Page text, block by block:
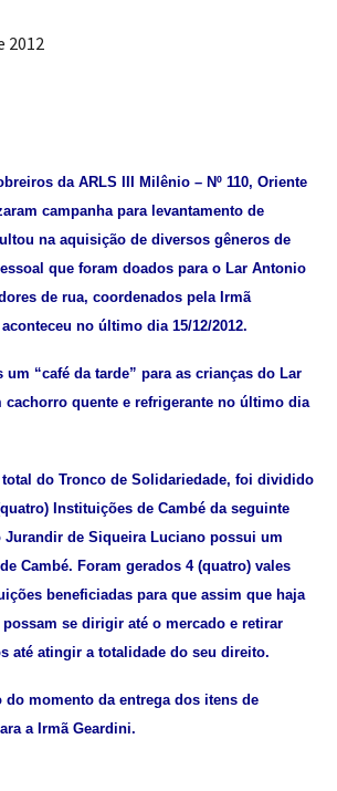
2012
da ARLS III Milênio – Nº 110, Oriente
campanha para levantamento de
na aquisição de diversos gêneros de
que foram doados para o Lar Antonio
de rua, coordenados pela Irmã
no último dia 15/12/2012.
um “café da tarde” para as crianças do Lar
cachorro quente e refrigerante no último dia
do Tronco de Solidariedade, foi dividido
Instituições de Cambé da seguinte
Jurandir de Siqueira Luciano possui um
Cambé. Foram gerados 4 (quatro) vales
beneficiadas para que assim que haja
possam se dirigir até o mercado e retirar
até atingir a totalidade do seu direito.
do momento da entrega dos itens de
a Irmã Geardini.